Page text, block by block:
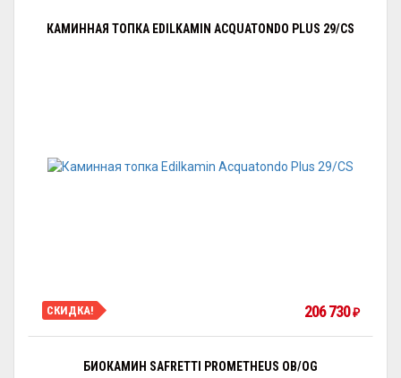
КАМИННАЯ ТОПКА EDILKAMIN ACQUATONDO PLUS 29/CS
СКИДКА! 206 730₽
БИОКАМИН SAFRETTI PROMETHEUS OB/OG